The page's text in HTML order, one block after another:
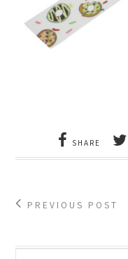
SHARE
PREVIOUS POST